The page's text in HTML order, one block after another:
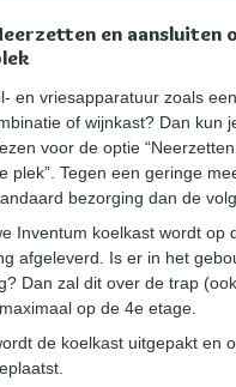
en aansluiten
en vriesapparatuur zoals
of wijnkast? Dan kun
voor de optie
plek”. Tegen een geringe
bezorging dan de
Inventum koelkast wordt op
afgeleverd. Is er in het
Dan zal dit over de trap
op de 4e etage.
de koelkast uitgepakt en